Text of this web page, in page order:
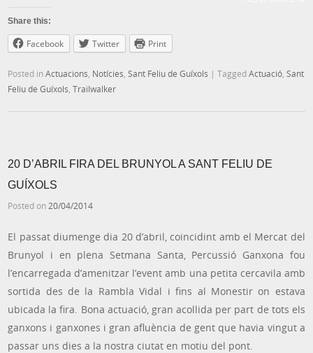
Share this:
Facebook Twitter Print
Posted inActuacions Notícies ,Sant Feliu de Guíxols |TaggedActuació ,Sant
Feliu de Guíxols ,Trailwalker
20 D’ABRIL FIRA DEL BRUNYOL A SANT FELIU DE
GUÍXOLS
Posted on 20/04/2014
El passat diumenge dia 20 d’abril, coincidint amb el Mercat del
Brunyol i en plena Setmana Santa, Percussió Ganxona fou
l’encarregada d’amenitzar l’event amb una petita cercavila amb
sortida des de la Rambla Vidal i fins al Monestir on estava
ubicada la fira. Bona actuació, gran acollida per part de tots els
ganxons i ganxones i gran afluència de gent que havia vingut a
passar uns dies a la nostra ciutat en motiu del pont.